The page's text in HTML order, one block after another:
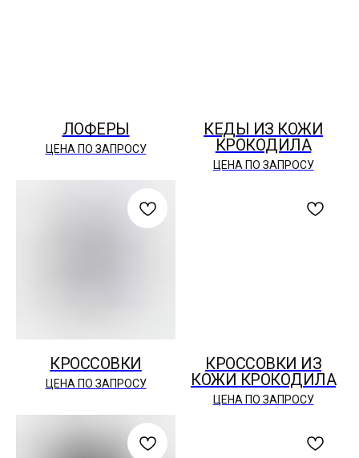
ЛОФЕРЫ
ЦЕНА ПО ЗАПРОСУ
КЕДЫ ИЗ КОЖИ
КРОКОДИЛА
ЦЕНА ПО ЗАПРОСУ
КРОССОВКИ
ЦЕНА ПО ЗАПРОСУ
КРОССОВКИ ИЗ
КОЖИ КРОКОДИЛА
ЦЕНА ПО ЗАПРОСУ